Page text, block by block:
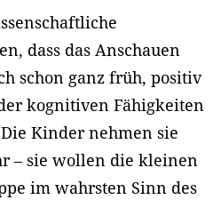
dass das Anschauen
schon ganz früh, positiv
kognitiven Fähigkeiten
Kinder nehmen sie
– sie wollen die kleinen
im wahrsten Sinn des